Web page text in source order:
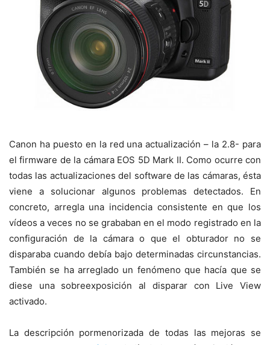
Canon ha puesto en la red una actualización – la 2.8- para
el firmware de la cámara EOS 5D Mark II. Como ocurre con
todas las actualizaciones del software de las cámaras, ésta
viene a solucionar algunos problemas detectados. En
concreto, arregla una incidencia consistente en que los
vídeos a veces no se grababan en el modo registrado en la
configuración de la cámara o que el obturador no se
disparaba cuando debía bajo determinadas circunstancias.
También se ha arreglado un fenómeno que hacía que se
diese una sobreexposición al disparar con Live View
activado.
La descripción pormenorizada de todas las mejoras se